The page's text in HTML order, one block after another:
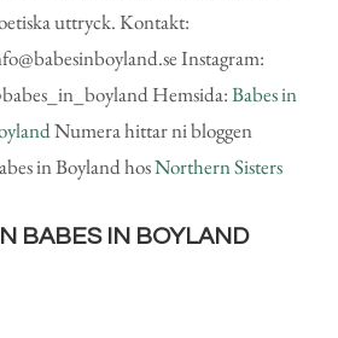
uttryck. Kontakt:
Instagram:
Hemsida:Babes in
Numera hittar ni bloggen
in Boyland hosNorthern Sisters
BABES IN BOYLAND